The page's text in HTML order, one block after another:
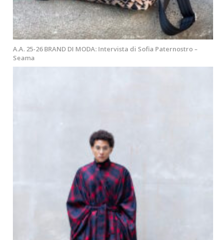
A.A. 25-26 BRAND DI MODA: Intervista di Sofia Paternostro –
Seama